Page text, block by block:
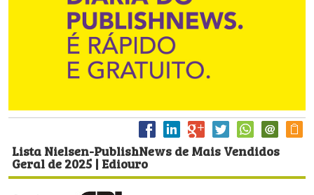
Lista Nielsen-PublishNews de Mais Vendidos
Geral de 2025 | Ediouro